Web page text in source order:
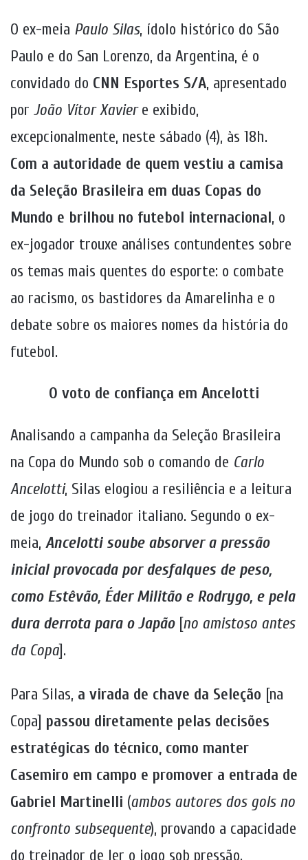
O ex-meia Paulo Silas, ídolo histórico do São
Paulo e do San Lorenzo, da Argentina, é o
convidado do CNN Esportes S/A, apresentado
por João Vítor Xaviere exibido,
excepcionalmente, neste sábado (4), às 18h.
Com a autoridade de quem vestiu a camisa
da Seleção Brasileira em duas Copas do
Mundo e brilhou no futebol internacional, o
ex-jogador trouxe análises contundentes sobre
os temas mais quentes do esporte: o combate
ao racismo, os bastidores da Amarelinha e o
debate sobre os maiores nomes da história do
futebol.
O voto de confiança em Ancelotti
Analisando a campanha da Seleção Brasileira
na Copa do Mundo sob o comando de Carlo
Ancelotti, Silas elogiou a resiliência e a leitura
de jogo do treinador italiano. Segundo o ex-
meia, Ancelotti soube absorver a pressão
inicial provocada por desfalques de peso,
como Estêvão, Éder Militão e Rodrygo, e pela
dura derrota para o Japão[no amistoso antes
da Copa].
Para Silas, a virada de chave da Seleção [na
Copa] passou diretamente pelas decisões
estratégicas do técnico, como manter
Casemiro em campo e promover a entrada de
Gabriel Martinelli (ambos autores dos gols no
confronto subsequente), provando a capacidade
do treinador de ler o jogo sob pressão.